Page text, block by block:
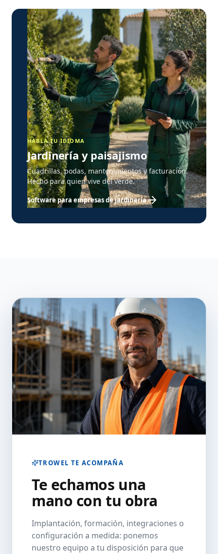
HABLA TU IDIOMA
Jardinería y paisajismo
Cuadrillas, podas, mantenimientos y facturación.
Hecho para quien vive del verde.
Software para empresas de jardinería
TROWEL TE ACOMPAÑA
Te echamos una
mano con tu obra
Implantación, formación, integraciones o
configuración a medida: ponemos
nuestro equipo a tu disposición para que